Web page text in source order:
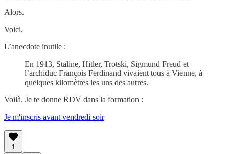
Alors.
Voici.
L’anecdote inutile :
En 1913, Staline, Hitler, Trotski, Sigmund Freud et
l’archiduc François Ferdinand vivaient tous à Vienne, à
quelques kilomètres les uns des autres.
Voilà. Je te donne RDV dans la formation :
Je m'inscris avant vendredi soir
1